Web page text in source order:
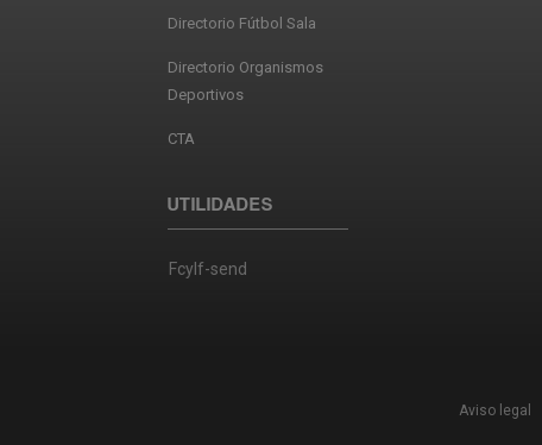
Directorio Fútbol Sala
Directorio Organismos
Deportivos
CTA
UTILIDADES
Fcylf-send
Aviso legal